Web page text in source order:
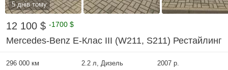
5 днів тому
12 100 $ -1700 $
Mercedes-Benz E-Клас III (W211, S211) Рестайлинг
296 000 км 2.2 л, Дизель
2007 р.